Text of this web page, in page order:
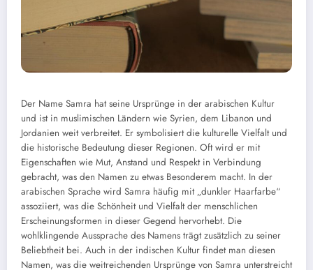
Der Name Samra hat seine Ursprünge in der arabischen Kultur
und ist in muslimischen Ländern wie Syrien, dem Libanon und
Jordanien weit verbreitet. Er symbolisiert die kulturelle Vielfalt und
die historische Bedeutung dieser Regionen. Oft wird er mit
Eigenschaften wie Mut, Anstand und Respekt in Verbindung
gebracht, was den Namen zu etwas Besonderem macht. In der
arabischen Sprache wird Samra häufig mit „dunkler Haarfarbe“
assoziiert, was die Schönheit und Vielfalt der menschlichen
Erscheinungsformen in dieser Gegend hervorhebt. Die
wohlklingende Aussprache des Namens trägt zusätzlich zu seiner
Beliebtheit bei. Auch in der indischen Kultur findet man diesen
Namen, was die weitreichenden Ursprünge von Samra unterstreicht